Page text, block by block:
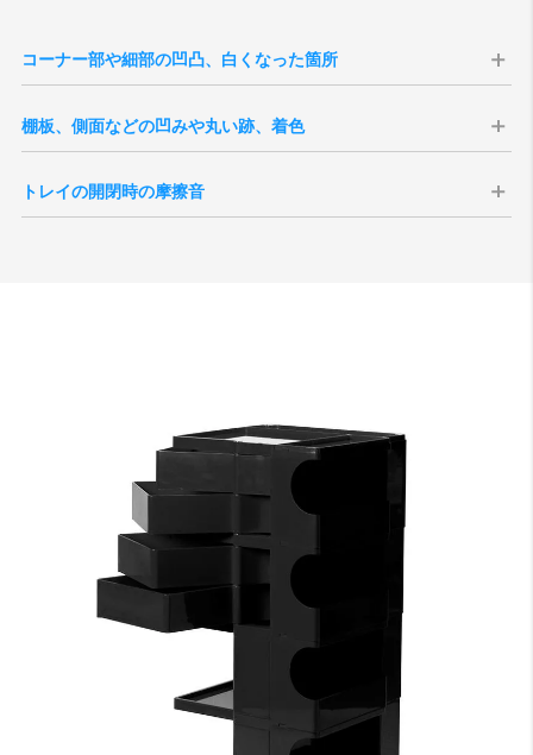
コーナー部や細部の凹凸、白くなった箇所
は、液状のプラスチック素材を注入すると、
ます。硬化後、その部分を手作業で削り取り
棚板、側面などの凹みや丸い跡、着色
みが多少残ります。これは傷などではなく、
ては良品の範囲内としております。
トレイの開閉時の摩擦音